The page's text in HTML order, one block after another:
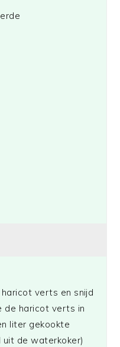
verts en snijd
de haricot verts in
liter gekookte
de waterkoker)